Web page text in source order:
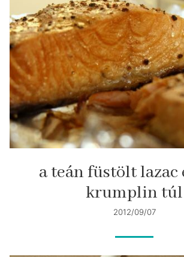
a teán füstölt lazac
krumplin túl
2012/09/07